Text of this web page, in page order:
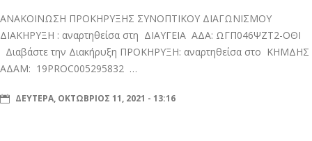
ΑΝΑΚΟΙΝΩΣΗ ΠΡΟΚΗΡΥΞΗΣ ΣΥΝΟΠΤΙΚΟΥ ΔΙΑΓΩΝΙΣΜΟΥ
ΔΙΑΚΗΡΥΞΗ : αναρτηθείσα στη ΔΙΑΥΓΕΙΑ ΑΔΑ: ΩΓΠ046ΨΖΤ2-ΟΘΙ
Διαβάστε την Διακήρυξη ΠΡΟΚΗΡΥΞΗ: αναρτηθείσα στο ΚΗΜΔΗΣ
ΑΔΑΜ: 19PROC005295832 …
ΔΕΥΤΈΡΑ, ΟΚΤΏΒΡΙΟΣ 11, 2021 - 13:16